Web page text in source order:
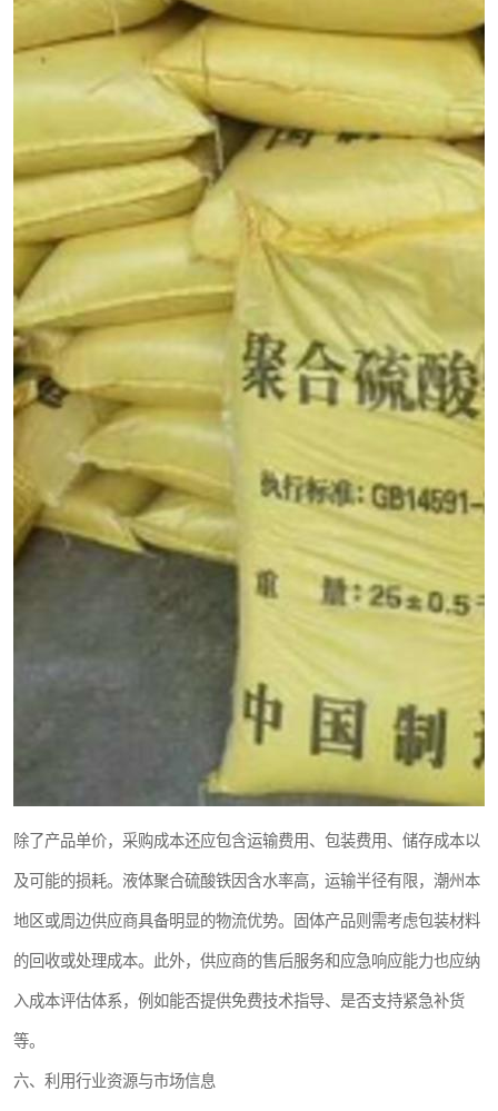
除了产品单价，采购成本还应包含运输费用、包装费用、储存成本以
及可能的损耗。液体聚合硫酸铁因含水率高，运输半径有限，潮州本
地区或周边供应商具备明显的物流优势。固体产品则需考虑包装材料
的回收或处理成本。此外，供应商的售后服务和应急响应能力也应纳
入成本评估体系，例如能否提供免费技术指导、是否支持紧急补货
等。
六、利用行业资源与市场信息